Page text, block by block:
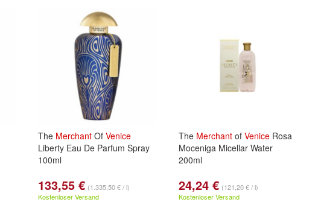
The Merchant Of Venice
Liberty Eau De Parfum Spray
100ml
133,55 € (1.335,50 € / l)
Kostenloser Versand
The Merchant of Venice Rosa
Moceniga Micellar Water
200ml
24,24 € (121,20 € / l)
Kostenloser Versand